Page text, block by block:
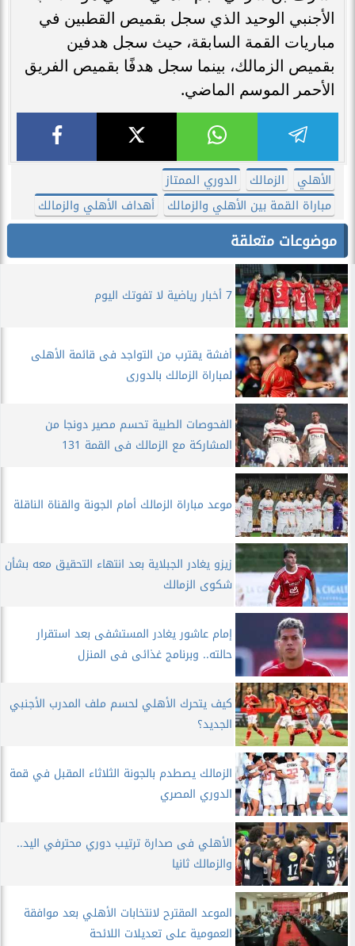
الأجنبي الوحيد الذي سجل بقميص القطبين في
مباريات القمة السابقة، حيث سجل هدفين
بقميص الزمالك، بينما سجل هدفًا بقميص الفريق
الأحمر الموسم الماضي.
الأهلي الزمالك
الدوري الممتاز
مباراة القمة بين الأهلي والزمالك
أهداف الأهلي والزمالك
موضوعات متعلقة
7 أخبار رياضية لا تفوتك اليوم
أفشة يقترب من التواجد فى قائمة الأهلى
لمباراة الزمالك بالدورى
الفحوصات الطبية تحسم مصير دونجا من
المشاركة مع الزمالك فى القمة 131
موعد مباراة الزمالك أمام الجونة والقناة الناقلة
زيزو يغادر الجبلاية بعد انتهاء التحقيق معه بشأن
شكوى الزمالك
إمام عاشور يغادر المستشفى بعد استقرار
حالته.. وبرنامج غذائى فى المنزل
كيف يتحرك الأهلي لحسم ملف المدرب الأجنبي
الجديد؟
الزمالك يصطدم بالجونة الثلاثاء المقبل في قمة
الدوري المصري
الأهلي فى صدارة ترتيب دوري محترفي اليد..
والزمالك ثانيا
الموعد المقترح لانتخابات الأهلي بعد موافقة
العمومية على تعديلات اللائحة